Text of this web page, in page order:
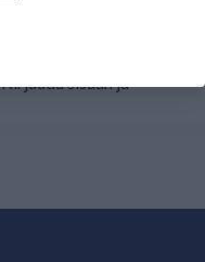
Kirjaudu sisään ja